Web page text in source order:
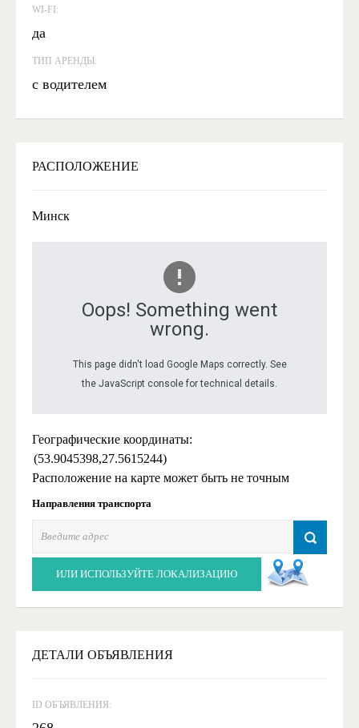
WI-FI:
да
ТИП АРЕНДЫ:
с водителем
РАСПОЛОЖЕНИЕ
Минск
Oops! Something went
wrong.
This page didn't load Google Maps correctly. See
the JavaScript console for technical details.
Географические координаты:
(53.9045398,27.5615244)
Расположение на карте может быть не точным
Направления транспорта
ИЛИ ИСПОЛЬЗУЙТЕ ЛОКАЛИЗАЦИЮ
ДЕТАЛИ ОБЪЯВЛЕНИЯ
ID ОБЪЯВЛЕНИЯ: